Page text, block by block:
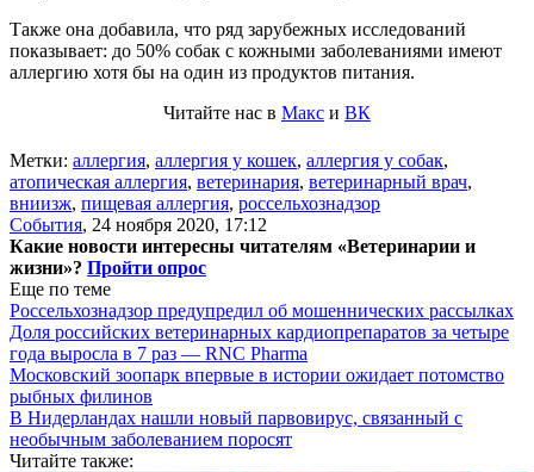
Также она добавила, что ряд зарубежных исследований
показывает: до 50% собак с кожными заболеваниями имеют
аллергию хотя бы на один из продуктов питания.
Читайте нас в Макс и ВК
Метки: аллергия, аллергия у кошек, аллергия у собак,
атопическая аллергия, ветеринария, ветеринарный врач,
вниизж, пищевая аллергия, россельхознадзор
События, 24 ноября 2020, 17:12
Какие новости интересны читателям «Ветеринарии и
жизни»? Пройти опрос
Еще по теме
Россельхознадзор предупредил об мошеннических рассылках
Доля российских ветеринарных кардиопрепаратов за четыре
года выросла в 7 раз — RNC Pharma
Московский зоопарк впервые в истории ожидает потомство
рыбных филинов
В Нидерландах нашли новый парвовирус, связанный с
необычным заболеванием поросят
Читайте также: